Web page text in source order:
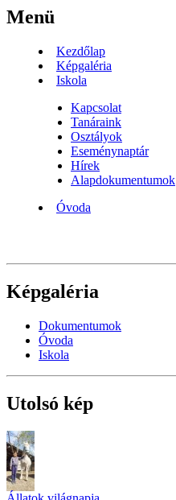
Menü
Kezdőlap
Képgaléria
Iskola
Kapcsolat
Tanáraink
Osztályok
Eseménynaptár
Hírek
Alapdokumentumok
Óvoda
Képgaléria
Dokumentumok
Óvoda
Iskola
Utolsó kép